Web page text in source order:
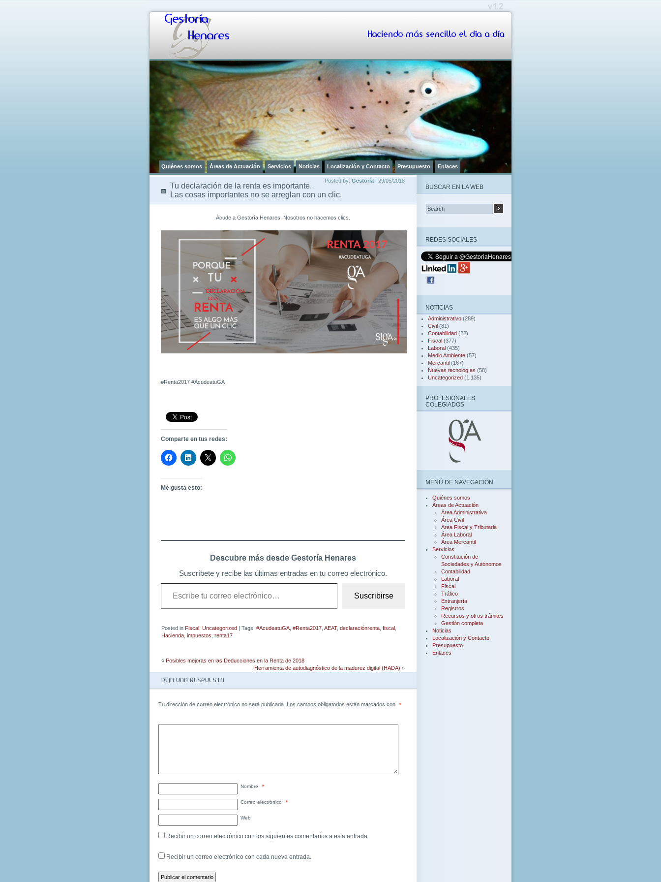
Gestoría
Henares
Haciendo más sencillo el día a día
Quiénes somos Áreas de Actuación Servicios Noticias Localización y Contacto Presupuesto Enlaces
Posted by: Gestoría | 29/05/2018
Tu declaración de la renta es importante.
Las cosas importantes no se arreglan con un clic.
Acude a Gestoría Henares. Nosotros no hacemos clics.
#Renta2017 #AcudeatuGA
Comparte en tus redes:
Me gusta esto:
Descubre más desde Gestoría Henares
Suscríbete y recibe las últimas entradas en tu correo electrónico.
electrónico…
Suscribirse
Posted in Fiscal Uncategorized | Tags: #AcudeatuGA #Renta2017 AEAT, declaraciónrenta fiscal
Hacienda impuestos renta17
« Posibles mejoras en las Deducciones en la Renta de 2018
Herramienta de autodiagnóstico de la madurez digital (HADA) »
DEJA UNA RESPUESTA
Tu dirección de correo electrónico no será publicada. Los campos obligatorios están marcados con *
Nombre *
Correo electrónico *
Web
Recibir un correo electrónico con los siguientes comentarios a esta entrada.
Recibir un correo electrónico con cada nueva entrada.
BUSCAR EN LA WEB
REDES SOCIALES
NOTICIAS
Administrativo (289)
Civil (81)
Contabilidad (22)
Fiscal (377)
Laboral (435)
Medio Ambiente (57)
Mercantil (167)
Nuevas tecnologías (58)
Uncategorized (1.135)
PROFESIONALES
COLEGIADOS
MENÚ DE NAVEGACIÓN
Quiénes somos
Áreas de Actuación
Área Administrativa
Área Civil
Área Fiscal y Tributaria
Área Laboral
Área Mercantil
Servicios
Constitución de
Sociedades y Autónomos
Contabilidad
Laboral
Fiscal
Tráfico
Extranjería
Registros
Recursos y otros trámites
Gestión completa
Noticias
Localización y Contacto
Presupuesto
Enlaces